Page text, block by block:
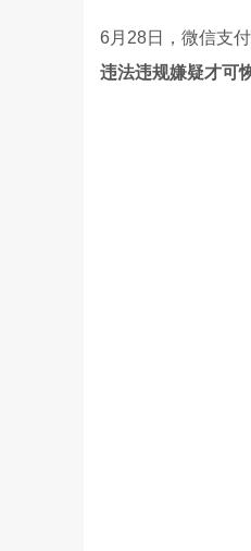
6月28日，微信支
违法违规嫌疑才可